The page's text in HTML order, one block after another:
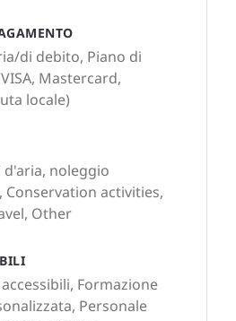
noleggio
activities,
Other
Formazione
Personale
di debito, Piano di
Mastercard,
locale)